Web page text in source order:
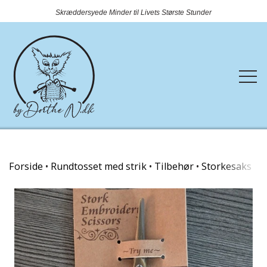
Skræddersyede Minder til Livets Største Stunder
Forside
Webshop
Rundtosset med strik
OUTLET
Nyheder
Kontakt
Forside Rundtosset med strik Tilbehør Storkesaks